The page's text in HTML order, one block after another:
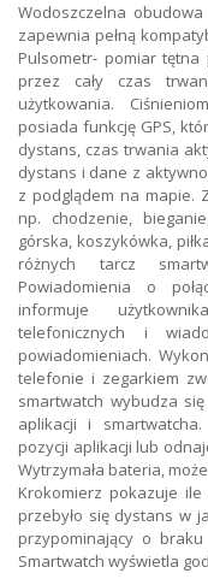
Wodoszczelna
zapewnia pełną
Pulsometr- pomiar
przez cały czas
użytkowania.
posiada funkcję GPS,
dystans, czas trwania
dystans i dane z
z podglądem na mapie.
np. chodzenie,
górska, koszykówka,
różnych tarcz
Powiadomienia o
informuje
telefonicznych i
powiadomieniach.
telefonie i zegarkiem
smartwatch wybudza
aplikacji i
pozycji aplikacji lub
Wytrzymała bateria,
Krokomierz pokazuje
przebyło się dystans w
przypominający o
Smartwatch wyświetla